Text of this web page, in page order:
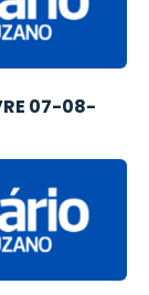
07-08-